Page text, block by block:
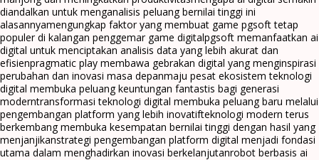
diandalkan untuk menganalisis peluang bernilai tinggi ini
alasannyamengungkap faktor yang membuat game pgsoft tetap
populer di kalangan penggemar game digitalpgsoft memanfaatkan ai
digital untuk menciptakan analisis data yang lebih akurat dan
efisienpragmatic play membawa gebrakan digital yang menginspirasi
perubahan dan inovasi masa depanmaju pesat ekosistem teknologi
digital membuka peluang keuntungan fantastis bagi generasi
moderntransformasi teknologi digital membuka peluang baru melalui
pengembangan platform yang lebih inovatifteknologi modern terus
berkembang membuka kesempatan bernilai tinggi dengan hasil yang
menjanjikanstrategi pengembangan platform digital menjadi fondasi
utama dalam menghadirkan inovasi berkelanjutanrobot berbasis ai